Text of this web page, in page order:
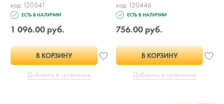
код: 120541
ЕСТЬ В НАЛИЧИИ
1 096.00 руб.
В КОРЗИНУ
Добавить в сравнение
код: 120446
ЕСТЬ В НАЛИЧИИ
756.00 руб.
В КОРЗИНУ
Добавить в сравнение